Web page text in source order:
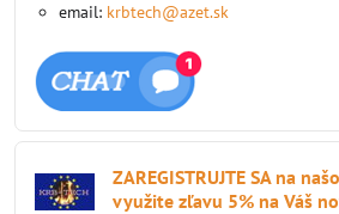
email: krbtech@azet.sk
ZAREGISTRUJTE SA na
využite zľavu 5% na Váš